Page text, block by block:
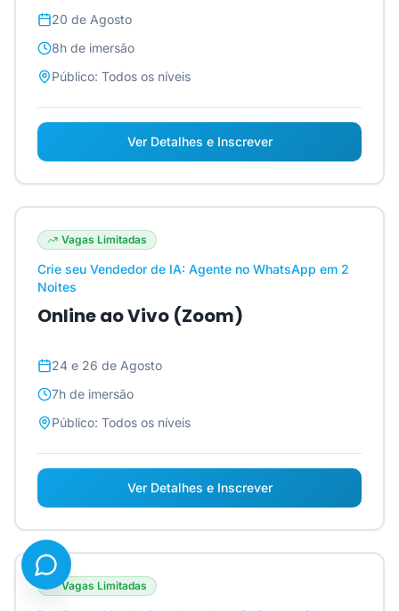
20 de Agosto
8h de imersão
Público: Todos os níveis
Ver Detalhes e Inscrever
Vagas Limitadas
Crie seu Vendedor de IA: Agente no WhatsApp em 2
Noites
Online ao Vivo (Zoom)
24 e 26 de Agosto
7h de imersão
Público: Todos os níveis
Ver Detalhes e Inscrever
Vagas Limitadas